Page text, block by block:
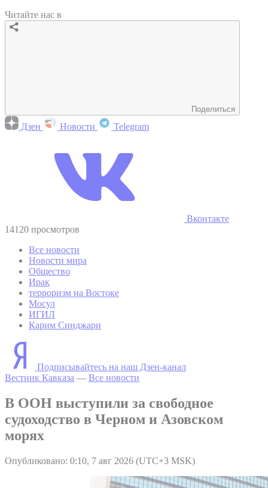
Читайте нас в
Поделиться
Дзен Новости Telegram
Вконтакте
14120 просмотров
Все новости
Новости мира
Общество
Ирак
терроризм на Востоке
Мосул
ИГИЛ
Карим Синджари
Подписывайтесь на наш Дзен-канал
Вестник Кавказа — Все новости
В ООН выступили за свободное
судоходство в Черном и Азовском
морях
Опубликовано: 0:10, 7 авг 2026 (UTC+3 MSK)